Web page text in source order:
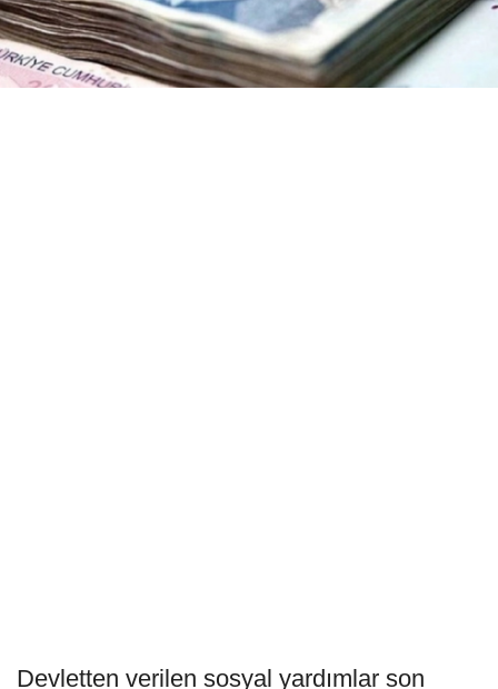
Devletten verilen sosyal yardımlar son